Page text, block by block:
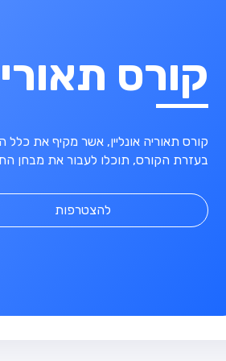
קורס
קורס תאוריה אונליין, אשר מקיף את
בעזרת הקורס, תוכלו לעבור את מבחן
להצטרפות